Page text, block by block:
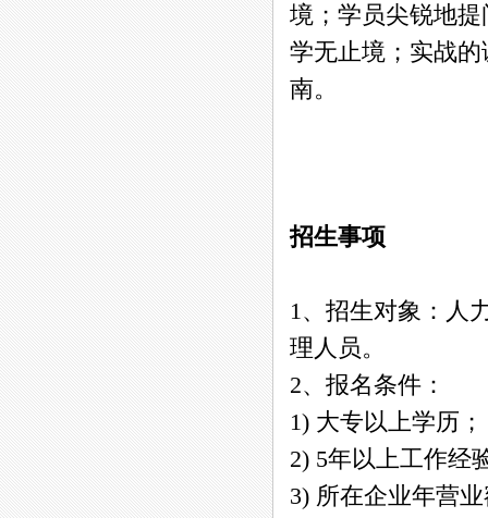
境；学员尖锐地
学无止境；实战
南。
招生事项
1、招生对象：人
理人员。
2、报名条件：
1) 大专以上学历；
2) 5年以上工作经
3) 所在企业年营